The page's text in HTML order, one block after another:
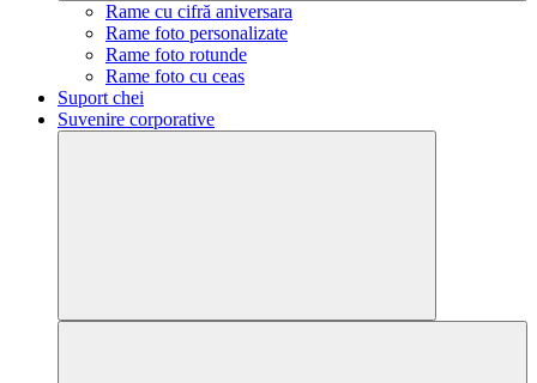
Rame cu cifră aniversara
Rame foto personalizate
Rame foto rotunde
Rame foto cu ceas
Suport chei
Suvenire corporative